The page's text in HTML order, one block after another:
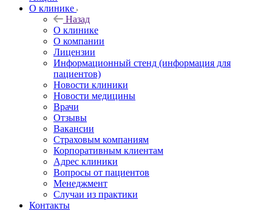
О клинике
Назад
О клинике
О компании
Лицензии
Информационный стенд (информация для
пациентов)
Новости клиники
Новости медицины
Врачи
Отзывы
Вакансии
Страховым компаниям
Корпоративным клиентам
Адрес клиники
Вопросы от пациентов
Менеджмент
Случаи из практики
Контакты